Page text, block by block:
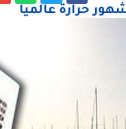
حرارة عالميا